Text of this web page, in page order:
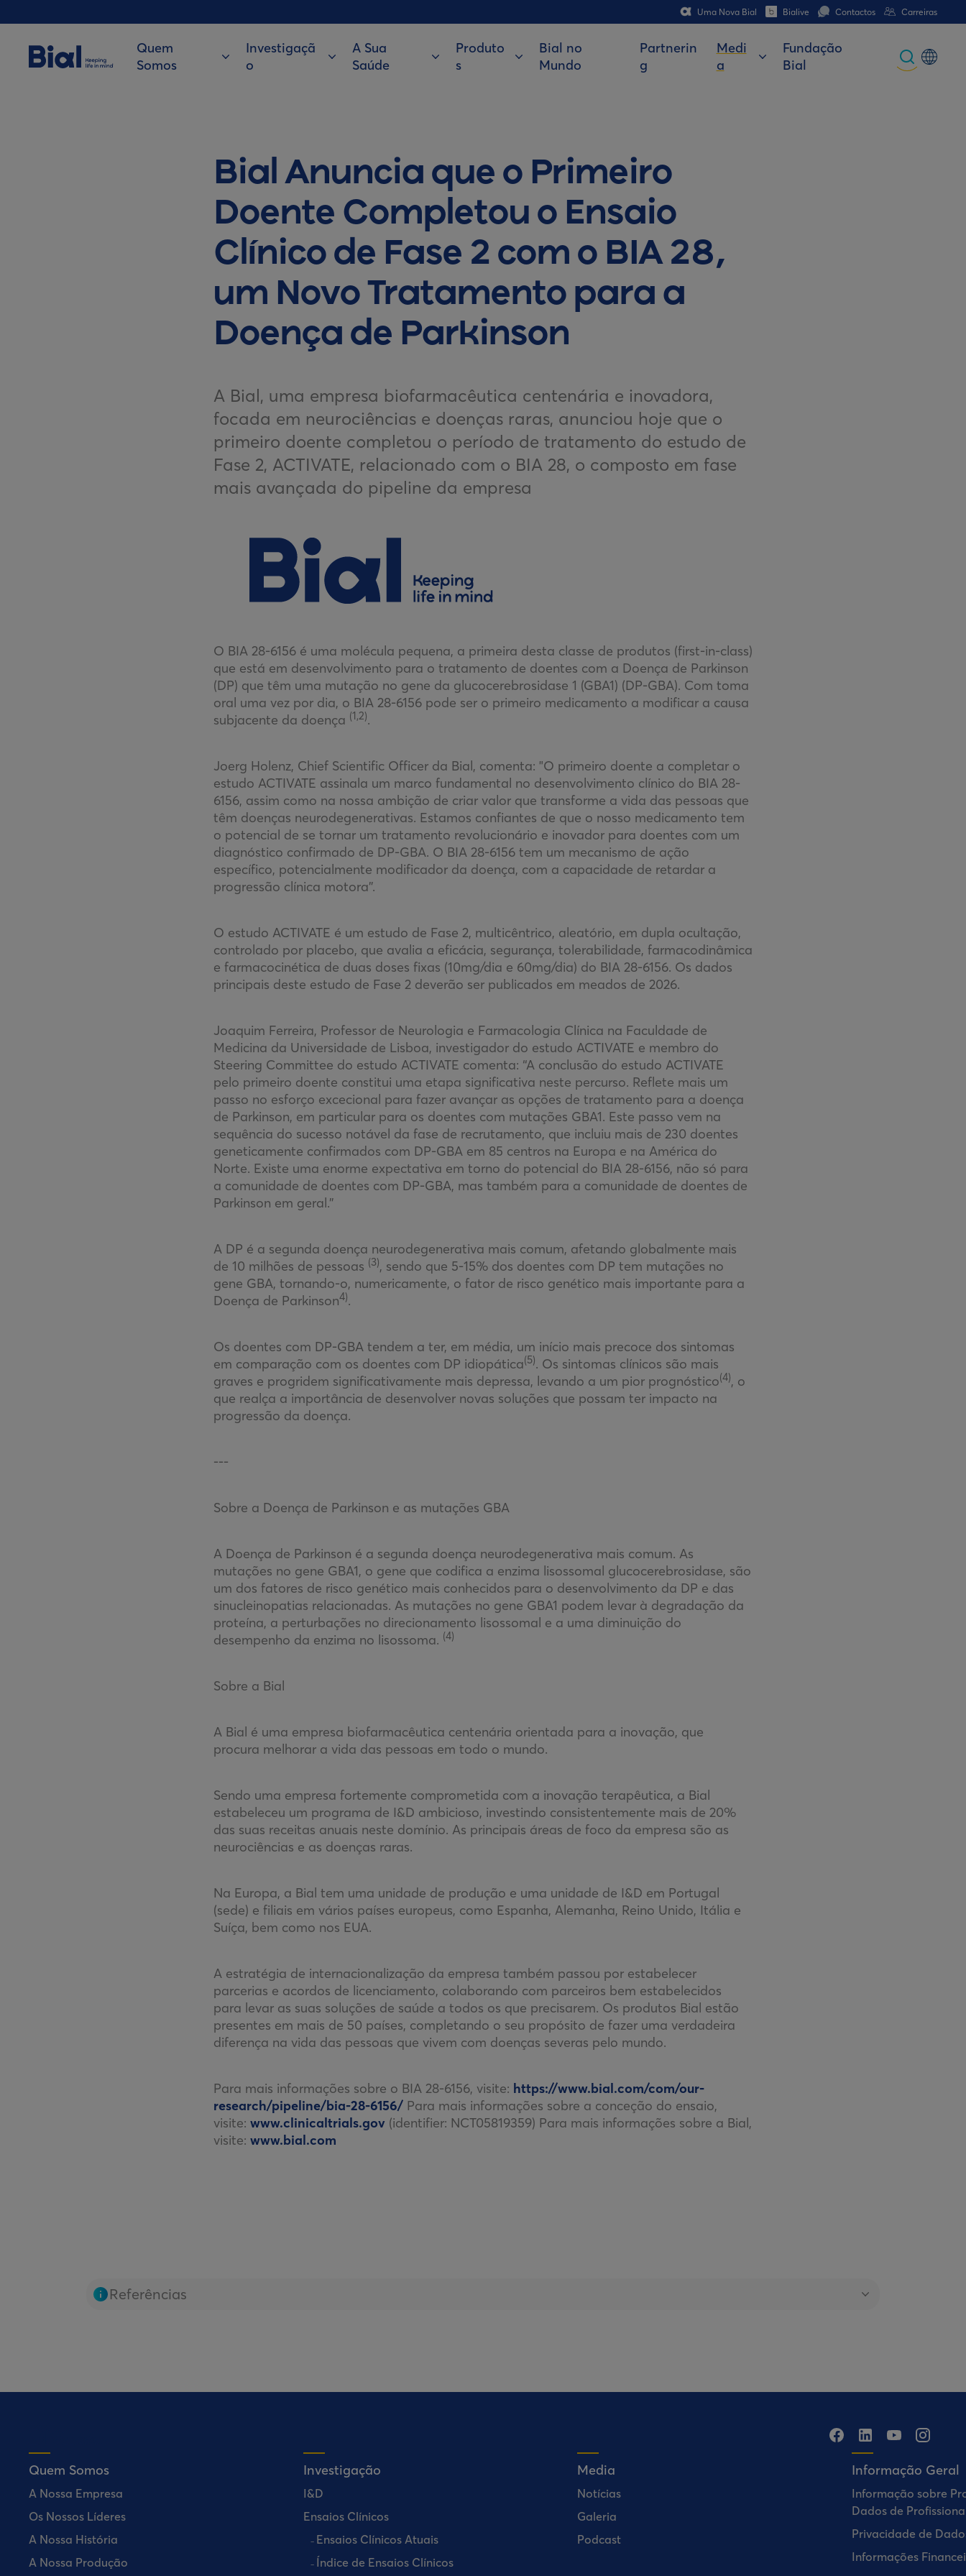
Uma Nova Bial Bialive Contactos Carreiras
Quem
Somos
Investigaçã
o
A Sua
Saúde
Produto
s
Bial no
Mundo
Partnerin
g
Medi
a
Fundação
Bial
Bial Anuncia que o Primeiro
Doente Completou o Ensaio
Clínico de Fase 2 com o BIA 28,
um Novo Tratamento para a
Doença de Parkinson
A Bial, uma empresa biofarmacêutica centenária e inovadora,
focada em neurociências e doenças raras, anunciou hoje que o
primeiro doente completou o período de tratamento do estudo de
Fase 2, ACTIVATE, relacionado com o BIA 28, o composto em fase
mais avançada do pipeline da empresa
O BIA 28-6156 é uma molécula pequena, a primeira desta classe de produtos (first-in-class)
que está em desenvolvimento para o tratamento de doentes com a Doença de Parkinson
(DP) que têm uma mutação no gene da glucocerebrosidase 1 (GBA1) (DP-GBA). Com toma
oral uma vez por dia, o BIA 28-6156 pode ser o primeiro medicamento a modificar a causa
subjacente da doença (1,2).
Joerg Holenz, Chief Scientific Officer da Bial, comenta: "O primeiro doente a completar o
estudo ACTIVATE assinala um marco fundamental no desenvolvimento clínico do BIA 28-
6156, assim como na nossa ambição de criar valor que transforme a vida das pessoas que
têm doenças neurodegenerativas. Estamos confiantes de que o nosso medicamento tem
o potencial de se tornar um tratamento revolucionário e inovador para doentes com um
diagnóstico confirmado de DP-GBA. O BIA 28-6156 tem um mecanismo de ação
específico, potencialmente modificador da doença, com a capacidade de retardar a
progressão clínica motora”.
O estudo ACTIVATE é um estudo de Fase 2, multicêntrico, aleatório, em dupla ocultação,
controlado por placebo, que avalia a eficácia, segurança, tolerabilidade, farmacodinâmica
e farmacocinética de duas doses fixas (10mg/dia e 60mg/dia) do BIA 28-6156. Os dados
principais deste estudo de Fase 2 deverão ser publicados em meados de 2026.
Joaquim Ferreira, Professor de Neurologia e Farmacologia Clínica na Faculdade de
Medicina da Universidade de Lisboa, investigador do estudo ACTIVATE e membro do
Steering Committee do estudo ACTIVATE comenta: “A conclusão do estudo ACTIVATE
pelo primeiro doente constitui uma etapa significativa neste percurso. Reflete mais um
passo no esforço excecional para fazer avançar as opções de tratamento para a doença
de Parkinson, em particular para os doentes com mutações GBA1. Este passo vem na
sequência do sucesso notável da fase de recrutamento, que incluiu mais de 230 doentes
geneticamente confirmados com DP-GBA em 85 centros na Europa e na América do
Norte. Existe uma enorme expectativa em torno do potencial do BIA 28-6156, não só para
a comunidade de doentes com DP-GBA, mas também para a comunidade de doentes de
Parkinson em geral.”
A DP é a segunda doença neurodegenerativa mais comum, afetando globalmente mais
de 10 milhões de pessoas (3), sendo que 5-15% dos doentes com DP tem mutações no
gene GBA, tornando-o, numericamente, o fator de risco genético mais importante para a
Doença de Parkinson4).
Os doentes com DP-GBA tendem a ter, em média, um início mais precoce dos sintomas
em comparação com os doentes com DP idiopática(5). Os sintomas clínicos são mais
graves e progridem significativamente mais depressa, levando a um pior prognóstico(4), o
que realça a importância de desenvolver novas soluções que possam ter impacto na
progressão da doença.
---
Sobre a Doença de Parkinson e as mutações GBA
A Doença de Parkinson é a segunda doença neurodegenerativa mais comum. As
mutações no gene GBA1, o gene que codifica a enzima lisossomal glucocerebrosidase, são
um dos fatores de risco genético mais conhecidos para o desenvolvimento da DP e das
sinucleinopatias relacionadas. As mutações no gene GBA1 podem levar à degradação da
proteína, a perturbações no direcionamento lisossomal e a uma diminuição do
desempenho da enzima no lisossoma. (4)
Sobre a Bial
A Bial é uma empresa biofarmacêutica centenária orientada para a inovação, que
procura melhorar a vida das pessoas em todo o mundo.
Sendo uma empresa fortemente comprometida com a inovação terapêutica, a Bial
estabeleceu um programa de I&D ambicioso, investindo consistentemente mais de 20%
das suas receitas anuais neste domínio. As principais áreas de foco da empresa são as
neurociências e as doenças raras.
Na Europa, a Bial tem uma unidade de produção e uma unidade de I&D em Portugal
(sede) e filiais em vários países europeus, como Espanha, Alemanha, Reino Unido, Itália e
Suíça, bem como nos EUA.
A estratégia de internacionalização da empresa também passou por estabelecer
parcerias e acordos de licenciamento, colaborando com parceiros bem estabelecidos
para levar as suas soluções de saúde a todos os que precisarem. Os produtos Bial estão
presentes em mais de 50 países, completando o seu propósito de fazer uma verdadeira
diferença na vida das pessoas que vivem com doenças severas pelo mundo.
Para mais informações sobre o BIA 28-6156, visite: https://www.bial.com/com/our-
research/pipeline/bia-28-6156/ Para mais informações sobre a conceção do ensaio,
visite: www.clinicaltrials.gov (identifier: NCT05819359) Para mais informações sobre a Bial,
visite: www.bial.com
Referências
Quem Somos
A Nossa Empresa
Os Nossos Líderes
A Nossa História
A Nossa Produção
Investigação
I&D
Ensaios Clínicos
Ensaios Clínicos Atuais
Índice de Ensaios Clínicos
Media
Notícias
Galeria
Podcast
Informação Geral
Informação sobre
Dados de
Privacidade de
Informações